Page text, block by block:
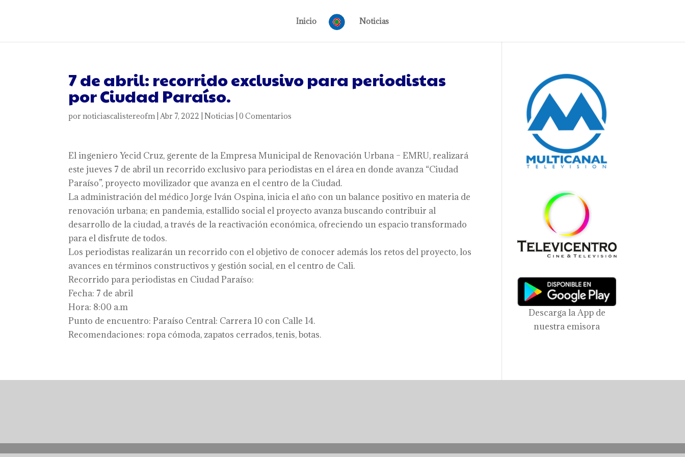
Inicio Noticias
7 de abril: recorrido exclusivo para periodistas
por Ciudad Paraíso.
pornoticiascalistereofm|Abr 7, 2022 |Noticias |0 Comentarios
El ingeniero Yecid Cruz, gerente de la Empresa Municipal de Renovación Urbana – EMRU, realizará
este jueves 7 de abril un recorrido exclusivo para periodistas en el área en donde avanza “Ciudad
Paraíso”, proyecto movilizador que avanza en el centro de la Ciudad.
La administración del médico Jorge Iván Ospina, inicia el año con un balance positivo en materia de
renovación urbana; en pandemia, estallido social el proyecto avanza buscando contribuir al
desarrollo de la ciudad, a través de la reactivación económica, ofreciendo un espacio transformado
para el disfrute de todos.
Los periodistas realizarán un recorrido con el objetivo de conocer además los retos del proyecto, los
avances en términos constructivos y gestión social, en el centro de Cali.
Recorrido para periodistas en Ciudad Paraíso:
Fecha: 7 de abril
Hora: 8:00 a.m
Punto de encuentro: Paraíso Central: Carrera 10 con Calle 14.
Recomendaciones: ropa cómoda, zapatos cerrados, tenis, botas.
Descarga la App de
nuestra emisora